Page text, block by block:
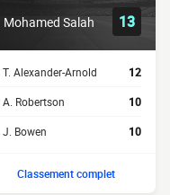
Mohamed Salah 13
T. Alexander-Arnold 12
A. Robertson 10
J. Bowen 10
Classement complet